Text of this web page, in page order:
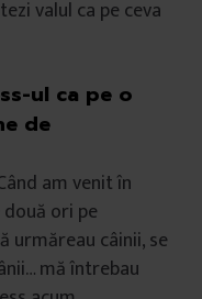
valul ca pe ceva
ul ca pe o
de
am venit în
ori pe
urmăreau câinii, se
mă întrebau